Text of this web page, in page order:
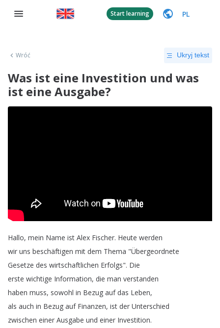
Start learning PL
Wróć Ukryj tekst
Was ist eine Investition und was
ist eine Ausgabe?
Hallo, mein Name ist Alex Fischer. Heute werden
wir uns beschäftigen mit dem Thema "Übergeordnete
Gesetze des wirtschaftlichen Erfolgs". Die
erste wichtige Information, die man verstanden
haben muss, sowohl in Bezug auf das Leben,
als auch in Bezug auf Finanzen, ist der Unterschied
zwischen einer Ausgabe und einer Investition.